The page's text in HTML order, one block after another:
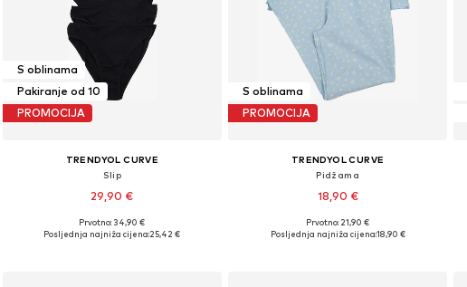
S oblinama
Pakiranje od 10
PROMOCIJA
TRENDYOL CURVE
Slip
29,90 €
Dostupne veličine: XL, XXL, XXXL, 4XL
Prvotno: 34,90 €
Posljednja najniža cijena:25,42 €
S oblinama
PROMOCIJA
TRENDYOL CURVE
Pidžama
18,90 €
Dostupne veličine: XXL, XXXL, 4XL, 5XL
Prvotno: 21,90 €
Posljednja najniža cijena:18,90 €